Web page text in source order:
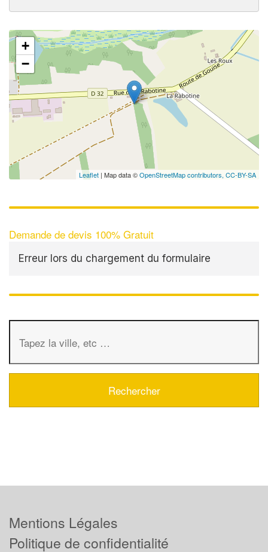
+
−
Leaflet | Map data ©OpenStreetMap contributors, CC-BY-SA
Demande de devis 100% Gratuit
Erreur lors du chargement du formulaire
Mentions Légales
Politique de confidentialité